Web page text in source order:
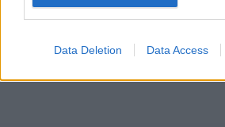
Data Deletion Data Access